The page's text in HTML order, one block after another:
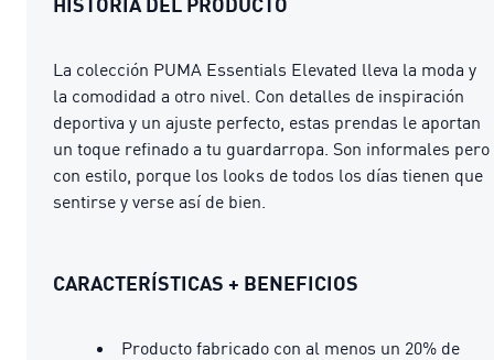
La colección PUMA Essentials Elevated lleva la moda y
la comodidad a otro nivel. Con detalles de inspiración
deportiva y un ajuste perfecto, estas prendas le aportan
un toque refinado a tu guardarropa. Son informales pero
con estilo, porque los looks de todos los días tienen que
sentirse y verse así de bien.
CARACTERÍSTICAS + BENEFICIOS
Producto fabricado con al menos un 20% de